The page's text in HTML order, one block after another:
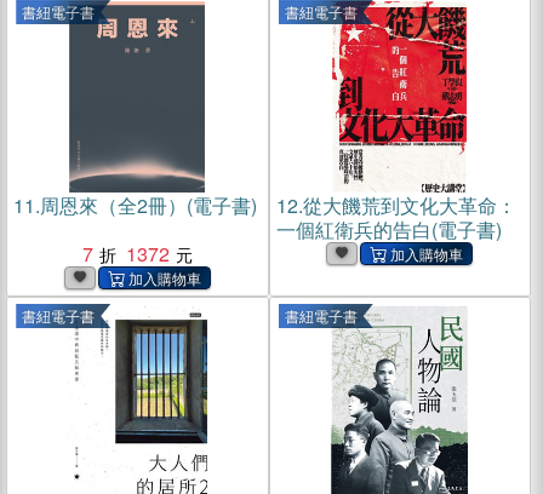
書紐電子書
11.周恩來（全2冊）(電子書)
7
1372
書紐電子書
12.從大饑荒到文化大革命：
一個紅衛兵的告白(電子書)
書紐電子書 書紐電子書